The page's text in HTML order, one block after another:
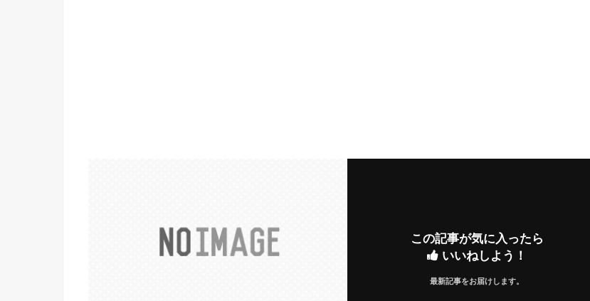
この記事が気に入ったら
いいねしよう！
最新記事をお届けします。